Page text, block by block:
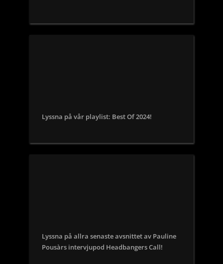
Lyssna på vår playlist: Best Of 2024!
Lyssna på allra senaste avsnittet av Pauline
Pousàrs intervjupod Headbangers Call!